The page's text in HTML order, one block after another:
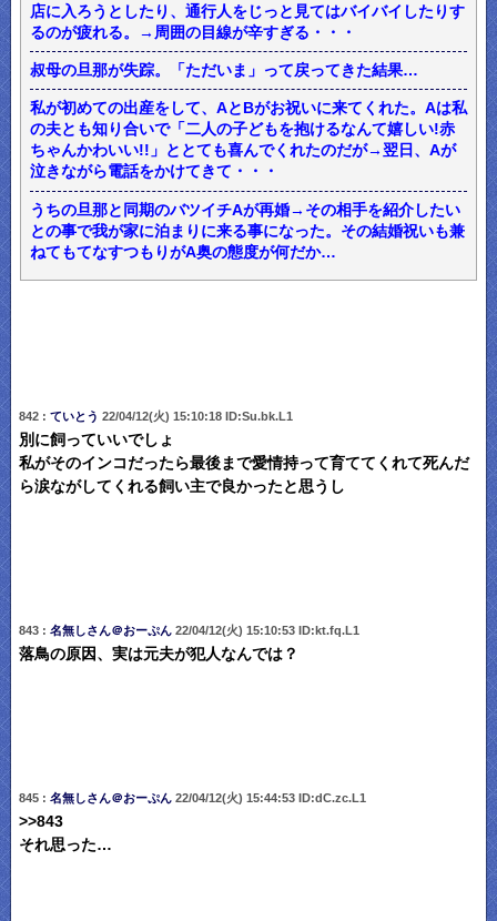
店に入ろうとしたり、通行人をじっと見てはバイバイしたりす
るのが疲れる。→周囲の目線が辛すぎる・・・
叔母の旦那が失踪。「ただいま」って戻ってきた結果…
私が初めての出産をして、AとBがお祝いに来てくれた。Aは私
の夫とも知り合いで「二人の子どもを抱けるなんて嬉しい!赤
ちゃんかわいい!!」ととても喜んでくれたのだが→翌日、Aが
泣きながら電話をかけてきて・・・
うちの旦那と同期のバツイチAが再婚→その相手を紹介したい
との事で我が家に泊まりに来る事になった。その結婚祝いも兼
ねてもてなすつもりがA奥の態度が何だか…
842 : ていとう 22/04/12(火) 15:10:18 ID:Su.bk.L1
別に飼っていいでしょ
私がそのインコだったら最後まで愛情持って育ててくれて死んだ
ら涙ながしてくれる飼い主で良かったと思うし
843 : 名無しさん＠おーぷん22/04/12(火) 15:10:53 ID:kt.fq.L1
落鳥の原因、実は元夫が犯人なんでは？
845 : 名無しさん＠おーぷん22/04/12(火) 15:44:53 ID:dC.zc.L1
>>843
それ思った…